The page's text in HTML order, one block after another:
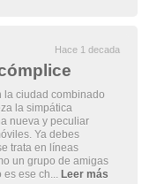
Hace 1 decada
la ciudad combinado
la simpática
nueva y peculiar
Ya debes
trata en líneas
un grupo de amigas
es ese ch... Leer más